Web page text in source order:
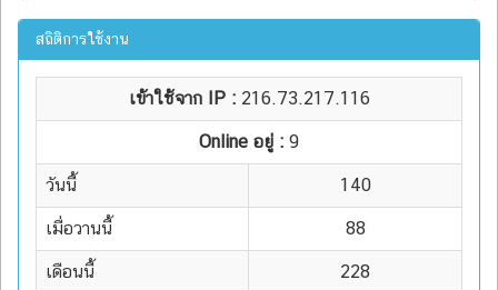
สถิติการใช้งาน
เข้าใช้จาก IP : 216.73.217.116
Online อยู่ : 9
วันนี้ 140
เมื่อวานนี้ 88
เดือนนี้ 228